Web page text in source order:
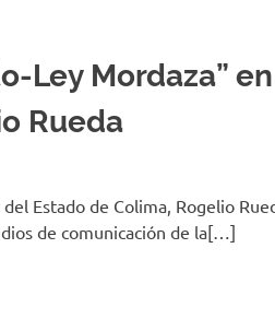
Ley Mordaza”
Rueda
Estado de Colima, Rogelio
de comunicación de la[…]